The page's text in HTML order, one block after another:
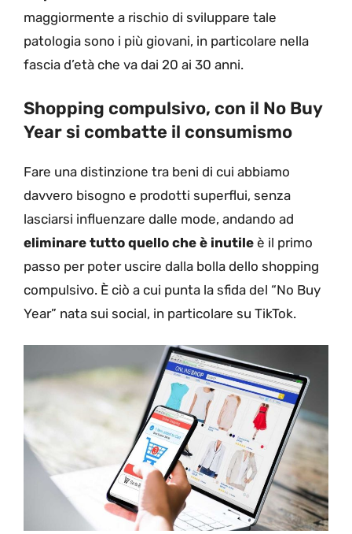
maggiormente a rischio di sviluppare tale
patologia sono i più giovani, in particolare nella
fascia d’età che va dai 20 ai 30 anni.
Shopping compulsivo, con il No Buy
Year si combatte il consumismo
Fare una distinzione tra beni di cui abbiamo
davvero bisogno e prodotti superflui, senza
lasciarsi influenzare dalle mode, andando ad
eliminare tutto quello che è inutile è il primo
passo per poter uscire dalla bolla dello shopping
compulsivo. È ciò a cui punta la sfida del “No Buy
Year” nata sui social, in particolare su TikTok.